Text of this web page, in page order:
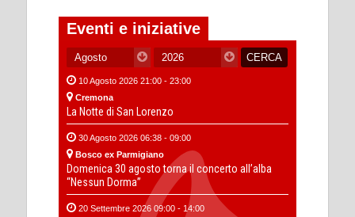
Eventi e iniziative
10 Agosto 2026 21:00 - 23:00
Cremona
La Notte di San Lorenzo
30 Agosto 2026 06:38 - 09:00
Bosco ex Parmigiano
Domenica 30 agosto torna il concerto all’alba
“Nessun Dorma”
20 Settembre 2026 09:00 - 14:00